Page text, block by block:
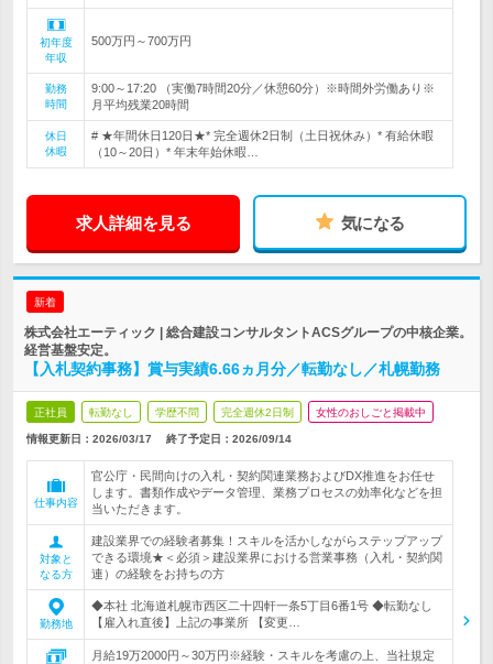
初年度
年収
500万円～700万円
勤務
時間
9:00～17:20 （実働7時間20分／休憩60分）※時間外労働あり※
月平均残業20時間
休日
休暇
# ★年間休日120日★* 完全週休2日制（土日祝休み）* 有給休暇
（10～20日）* 年末年始休暇…
求人詳細を見る 気になる
新着
株式会社エーティック | 総合建設コンサルタントACSグループの中核企業。
経営基盤安定。
【入札契約事務】賞与実績6.66ヵ月分／転勤なし／札幌勤務
正社員 転勤なし 学歴不問 完全週休2日制 女性のおしごと掲載中
情報更新日：2026/03/17 終了予定日： 2026/09/14
仕事内容
官公庁・民間向けの入札・契約関連業務およびDX推進をお任せ
します。書類作成やデータ管理、業務プロセスの効率化などを担
当いただきます。
対象と
なる方
建設業界での経験者募集！スキルを活かしながらステップアップ
できる環境★＜必須＞建設業界における営業事務（入札・契約関
連）の経験をお持ちの方
勤務地
◆本社 北海道札幌市西区二十四軒一条5丁目6番1号 ◆転勤なし
【雇入れ直後】上記の事業所 【変更…
月給19万2000円～30万円※経験・スキルを考慮の上、当社規定